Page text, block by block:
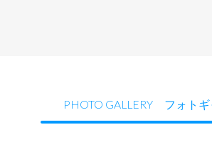
PHOTO GALLERY フォト